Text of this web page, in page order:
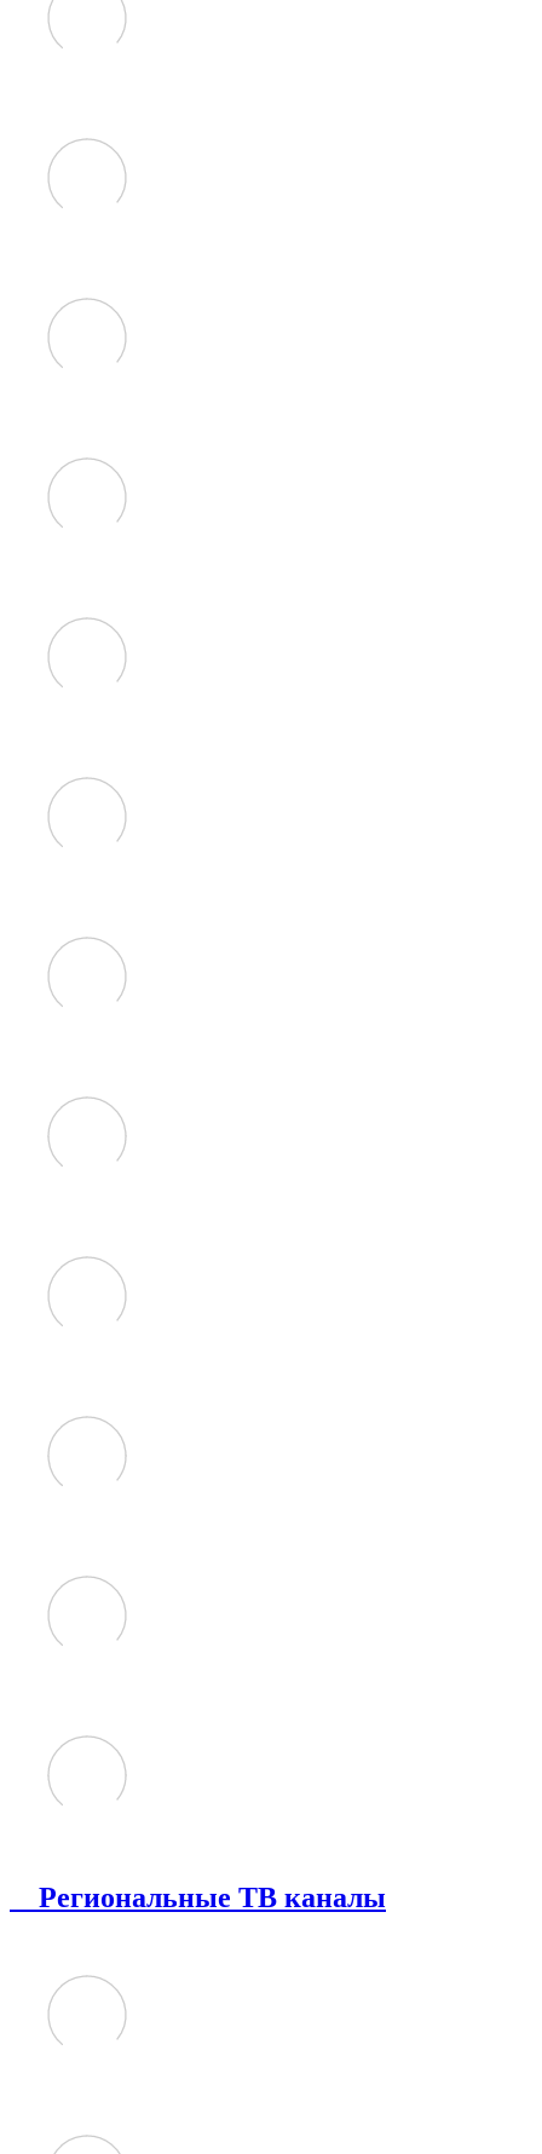
Региональные ТВ каналы